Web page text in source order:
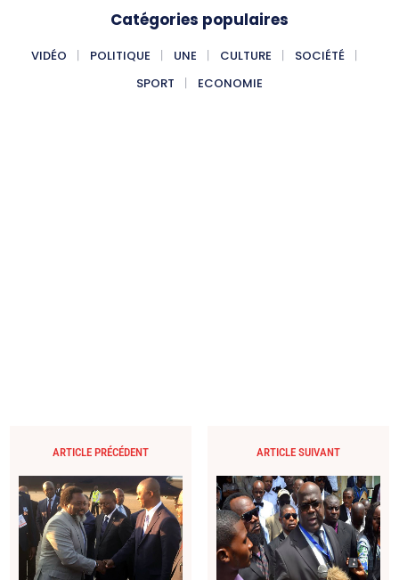
Catégories populaires
VIDÉO POLITIQUE UNE CULTURE
SOCIÉTÉ
SPORT
ECONOMIE
ARTICLE PRÉCÉDENT ARTICLE SUIVANT